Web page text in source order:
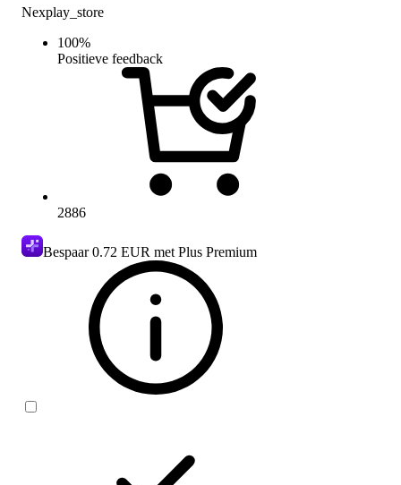
Nexplay_store
100%
Positieve feedback
2886
Bespaar0.72 EUR met Plus Premium